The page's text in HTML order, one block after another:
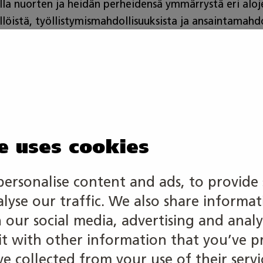
uses cookies
content and ads, to provide
our traffic. We also share
social media, advertising and
with other information that you’ve
collected from your use of their
nuorten ja heidän perheidensä ymmärrystä eri
työllistymismahdollisuuksista ja
AMK-
se enää mitään?
rooli yhteistyössä ammattikorkeakoulujen
sujuva siirtymä, kouluille vahvempi
rahoitusmallia tulisi kehittää niin, että se
ensisijaisesti osaavan työvoiman